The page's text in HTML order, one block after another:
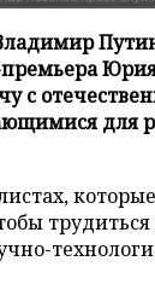
с
для
трудиться